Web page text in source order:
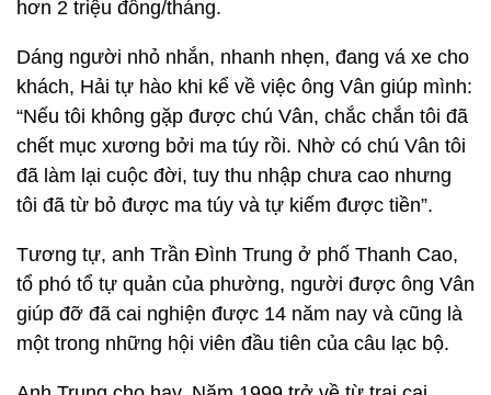
hơn 2 triệu đồng/tháng.
Dáng người nhỏ nhắn, nhanh nhẹn, đang vá xe cho
khách, Hải tự hào khi kể về việc ông Vân giúp mình:
“Nếu tôi không gặp được chú Vân, chắc chắn tôi đã
chết mục xương bởi ma túy rồi. Nhờ có chú Vân tôi
đã làm lại cuộc đời, tuy thu nhập chưa cao nhưng
tôi đã từ bỏ được ma túy và tự kiếm được tiền”.
Tương tự, anh Trần Đình Trung ở phố Thanh Cao,
tổ phó tổ tự quản của phường, người được ông Vân
giúp đỡ đã cai nghiện được 14 năm nay và cũng là
một trong những hội viên đầu tiên của câu lạc bộ.